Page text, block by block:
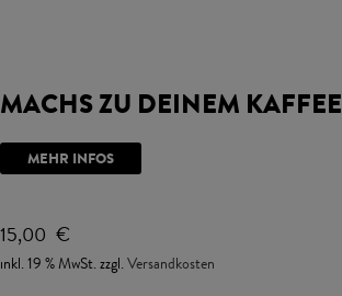
MACHS ZU DEINEM KAFFEE
MEHR INFOS
15,00 €
inkl. 19 % MwSt. zzgl. Versandkosten